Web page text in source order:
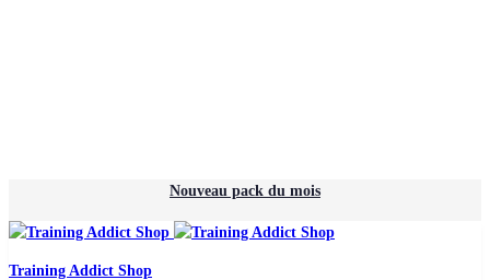
Nouveau pack du mois
Training Addict Shop